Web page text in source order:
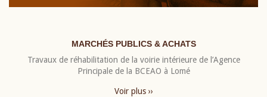
MARCHÉS PUBLICS & ACHATS
Travaux de réhabilitation de la voirie intérieure de l’Agence
Principale de la BCEAO à Lomé
Voir plus ››